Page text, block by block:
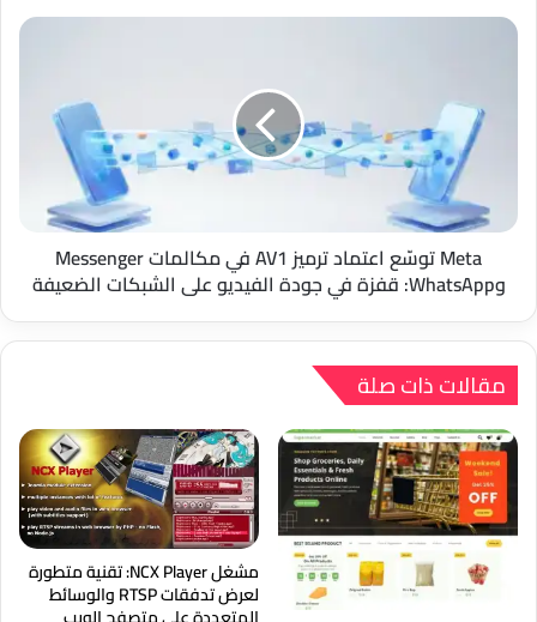
Meta
مكالمات
Messenger
وWhatsApp:
في
جودة
الفيديو
الشبكات
الضعيفة
Meta توسّع اعتماد ترميز AV1 في مكالمات Messenger
وWhatsApp: قفزة في جودة الفيديو على الشبكات الضعيفة
مقالات ذات صلة
مشغل NCX Player: تقنية متطورة
لعرض تدفقات RTSP والوسائط